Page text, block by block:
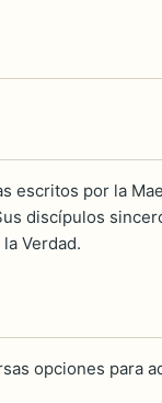
escritos por la
discípulos
Verdad.
opciones para